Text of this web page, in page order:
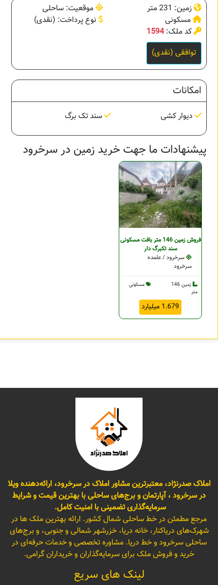
زمین: 231 متر
موقعیت: ساحلی
مسکونی
نوع پرداخت: (نقدی)
کد ملک:1594
توافقی (نقدی)
امکانات
دیوار کشی سند تک برگ
پیشنهادات ما جهت خرید زمین در سرخرود
فروش زمین 146 متر بافت مسکونی
سند تکبرگ دار
سرخرود / علمده
سرخرود
زمین 146
متر
مسکونی
1.679 میلیارد
املاک صدرنژاد، معتبرترین مشاور املاک در سرخرود، ارائه‌دهنده ویلا
در سرخرود ، آپارتمان و برج‌های ساحلی با بهترین قیمت و شرایط
سرمایه‌گذاری تضمینی با امنیت کامل.
مرجع مطمئن در خط ساحلی شمال کشور. ارائه بهترین ملک ها در
شهرک‌های دریاکنار، خانه دریا، خزرشهر شمالی و جنوبی، و برج‌های
ساحلی سرخرود و خط دریا. مشاوره تخصصی و خدمات حرفه‌ای در
خرید و فروش ملک برای سرمایه‌گذاران و خریداران گرامی.
لینک های سریع